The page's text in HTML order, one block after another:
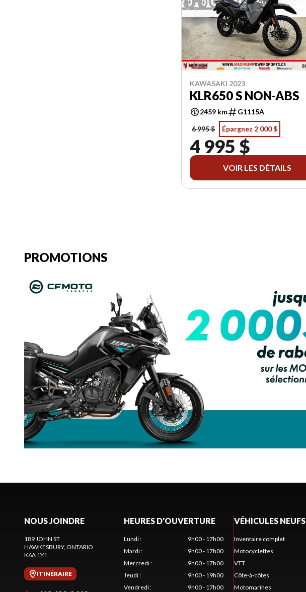
KAWASAKI 2023
KLR650 S NON-ABS
2459 km
G1115A
6 995 $
Épargnez 2 000 $
4 995 $
VOIR LES DÉTAILS
PROMOTIONS
NOUS JOINDRE
189 JOHN ST
HAWKESBURY, ONTARIO
K6A 1Y1
ITINÉRAIRE
HEURES D'OUVERTURE
Lundi:
9h00 - 17h00
Mardi:
9h00 - 17h00
Mercredi:
9h00 - 17h00
Jeudi:
9h00 - 19h00
Vendredi: 9h00 - 17h00
VÉHICULES NEUFS
Inventaire complet
Motocyclettes
VTT
Côte-à-côtes
Motomarines